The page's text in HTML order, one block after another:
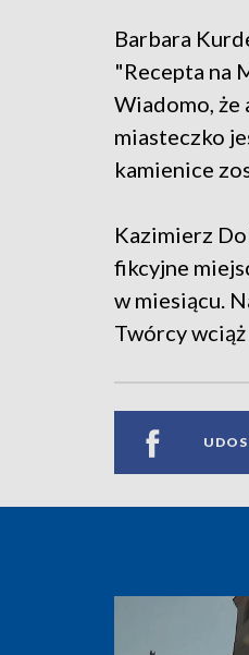
Barbara
"Recepta na
Wiadomo, że
miasteczko
kamienice
Kazimierz
fikcyjne
w miesiącu.
Twórcy